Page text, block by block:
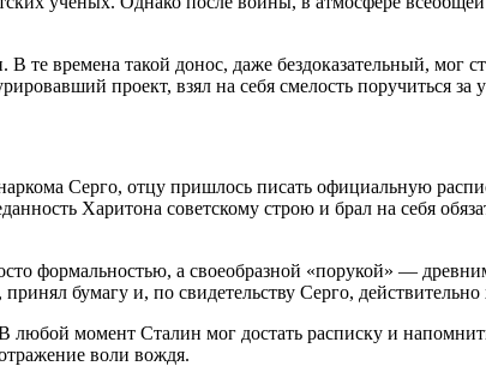
. В те времена такой донос, даже бездоказательный, мог
проект, взял на себя смелость поручиться за
Серго, отцу пришлось писать официальную
Харитона советскому строю и брал на себя
формальностью, а своеобразной «порукой» —
бумагу и, по свидетельству Серго,
момент Сталин мог достать расписку и
воли вождя.